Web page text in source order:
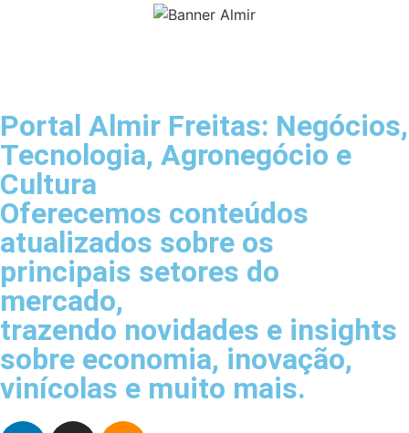
Portal Almir Freitas: Negócios,
Tecnologia, Agronegócio e
Cultura
Oferecemos conteúdos
atualizados sobre os
principais setores do
mercado,
trazendo novidades e insights
sobre economia, inovação,
vinícolas e muito mais.